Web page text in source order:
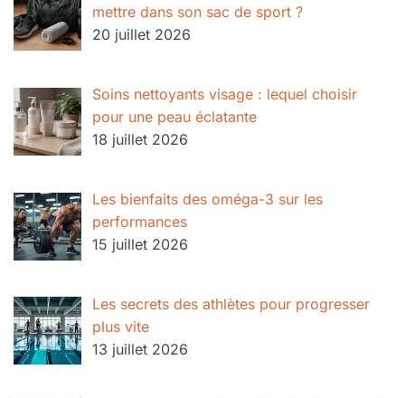
mettre dans son sac de sport ?
20 juillet 2026
Soins nettoyants visage : lequel choisir
pour une peau éclatante
18 juillet 2026
Les bienfaits des oméga-3 sur les
performances
15 juillet 2026
Les secrets des athlètes pour progresser
plus vite
13 juillet 2026